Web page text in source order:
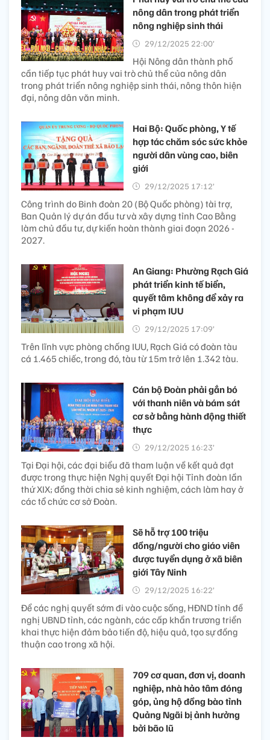
nông dân trong phát triển
nông nghiệp sinh thái
29/12/2025 22:00’
Hội Nông dân thành phố
cần tiếp tục phát huy vai trò chủ thể của nông dân
trong phát triển nông nghiệp sinh thái, nông thôn hiện
đại, nông dân văn minh.
Hai Bộ: Quốc phòng, Y tế
hợp tác chăm sóc sức khỏe
người dân vùng cao, biên
giới
29/12/2025 17:12’
Công trình do Binh đoàn 20 (Bộ Quốc phòng) tài trợ,
Ban Quản lý dự án đầu tư và xây dựng tỉnh Cao Bằng
làm chủ đầu tư, dự kiến hoàn thành giai đoạn 2026 -
2027.
An Giang: Phường Rạch Giá
phát triển kinh tế biển,
quyết tâm không để xảy ra
vi phạm IUU
29/12/2025 17:09’
Trên lĩnh vực phòng chống IUU, Rạch Giá có đoàn tàu
cá 1.465 chiếc, trong đó, tàu từ 15m trở lên 1.342 tàu.
Cán bộ Đoàn phải gắn bó
với thanh niên và bám sát
cơ sở bằng hành động thiết
thực
29/12/2025 16:23’
Tại Đại hội, các đại biểu đã tham luận về kết quả đạt
được trong thực hiện Nghị quyết Đại hội Tỉnh đoàn lần
thứ XIX; đồng thời chia sẻ kinh nghiệm, cách làm hay ở
các tổ chức cơ sở Đoàn.
Sẽ hỗ trợ 100 triệu
đồng/người cho giáo viên
được tuyển dụng ở xã biên
giới Tây Ninh
29/12/2025 16:22’
Để các nghị quyết sớm đi vào cuộc sống, HĐND tỉnh đề
nghị UBND tỉnh, các ngành, các cấp khẩn trương triển
khai thực hiện đảm bảo tiến độ, hiệu quả, tạo sự đồng
thuận cao trong xã hội.
709 cơ quan, đơn vị, doanh
nghiệp, nhà hảo tâm đóng
góp, ủng hộ đồng bào tỉnh
Quảng Ngãi bị ảnh hưởng
bởi bão lũ